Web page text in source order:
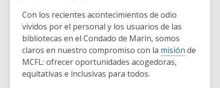
Con los recientes acontecimientos de odio
vividos por el personal y los usuarios de las
bibliotecas en el Condado de Marin, somos
claros en nuestro compromiso con la misión de
MCFL: ofrecer oportunidades acogedoras,
equitativas e inclusivas para todos.